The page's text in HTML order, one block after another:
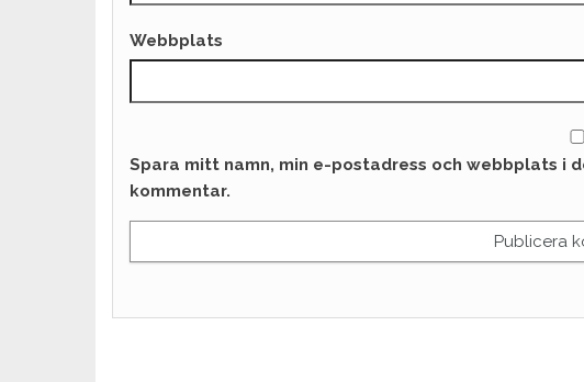
Webbplats
Spara mitt namn, min e-postadress och webbplats i
kommentar.